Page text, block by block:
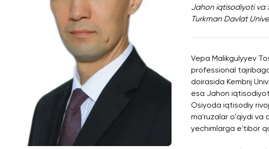
Jahon iqtisodiyoti va
Turkman Davlat
Vepa Malikgulyyev
professional
doirasida Kembrij
esa Jahon
Osiyoda iqtisodiy
ma'ruzalar o'qiydi va
yechimlarga e'tibor